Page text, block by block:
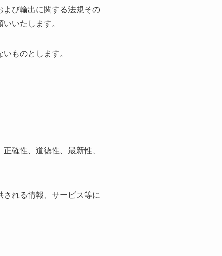
よび輸出に関する法規その
いたします。
ものとします。
確性、道徳性、最新性、
れる情報、サービス等に